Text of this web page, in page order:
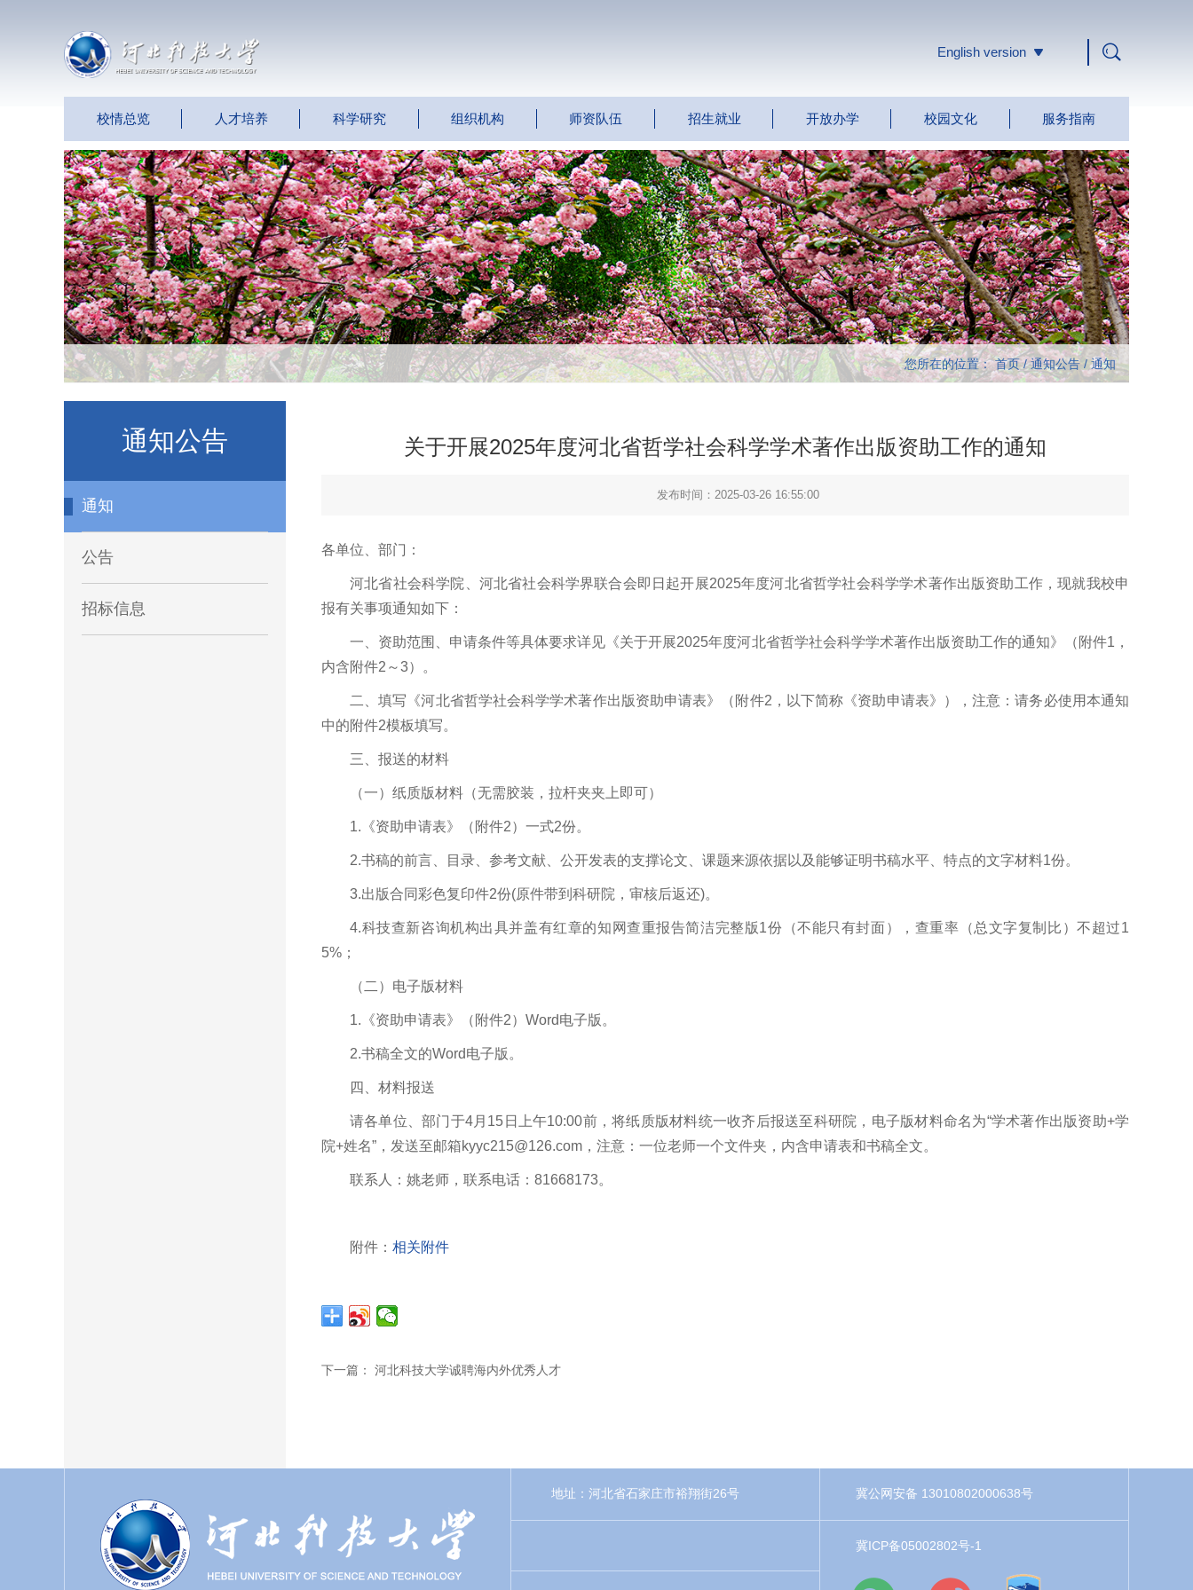
English version
校情总览 人才培养 科学研究 组织机构 师资队伍 招生就业 开放办学 校园文化 服务指南
您所在的位置：首页/通知公告 /通知
通知公告
通知
公告
招标信息
关于开展2025年度河北省哲学社会科学学术著作出版资助工作的通知
发布时间：2025-03-26 16:55:00
各单位、部门：
河北省社会科学院、河北省社会科学界联合会即日起开展2025年度河北省哲学社会科学学术著作出版资助工作，现就我校申
报有关事项通知如下：
一、资助范围、申请条件等具体要求详见《关于开展2025年度河北省哲学社会科学学术著作出版资助工作的通知》（附件1，
内含附件2～3）。
二、填写《河北省哲学社会科学学术著作出版资助申请表》（附件2，以下简称《资助申请表》），注意：请务必使用本通知
中的附件2模板填写。
三、报送的材料
（一）纸质版材料（无需胶装，拉杆夹夹上即可）
1.《资助申请表》（附件2）一式2份。
2.书稿的前言、目录、参考文献、公开发表的支撑论文、课题来源依据以及能够证明书稿水平、特点的文字材料1份。
3.出版合同彩色复印件2份(原件带到科研院，审核后返还)。
4.科技查新咨询机构出具并盖有红章的知网查重报告简洁完整版1份（不能只有封面），查重率（总文字复制比）不超过1
5%；
（二）电子版材料
1.《资助申请表》（附件2）Word电子版。
2.书稿全文的Word电子版。
四、材料报送
请各单位、部门于4月15日上午10:00前，将纸质版材料统一收齐后报送至科研院，电子版材料命名为“学术著作出版资助+学
院+姓名”，发送至邮箱kyyc215@126.com，注意：一位老师一个文件夹，内含申请表和书稿全文。
联系人：姚老师，联系电话：81668173。
附件： 相关附件
下一篇： 河北科技大学诚聘海内外优秀人才
地址：河北省石家庄市裕翔街26号 冀公网安备 13010802000638号
冀ICP备05002802号-1